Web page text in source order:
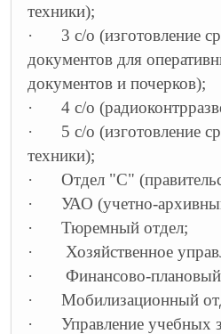
техники);
·
3 с/о (изготовление
документов для
документов и почерков);
·
4 с/о
·
5 с/о (изготовление
техники);
·
Отдел "С"
·
УАО (учетно-
·
Тюремный отдел;
·
Хозяйственное
·
Финансово-
·
Мобилизационный
·
Управление учебных